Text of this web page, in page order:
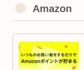
Amazon